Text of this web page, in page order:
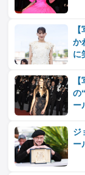
か
に
の
ー
ジ
ー